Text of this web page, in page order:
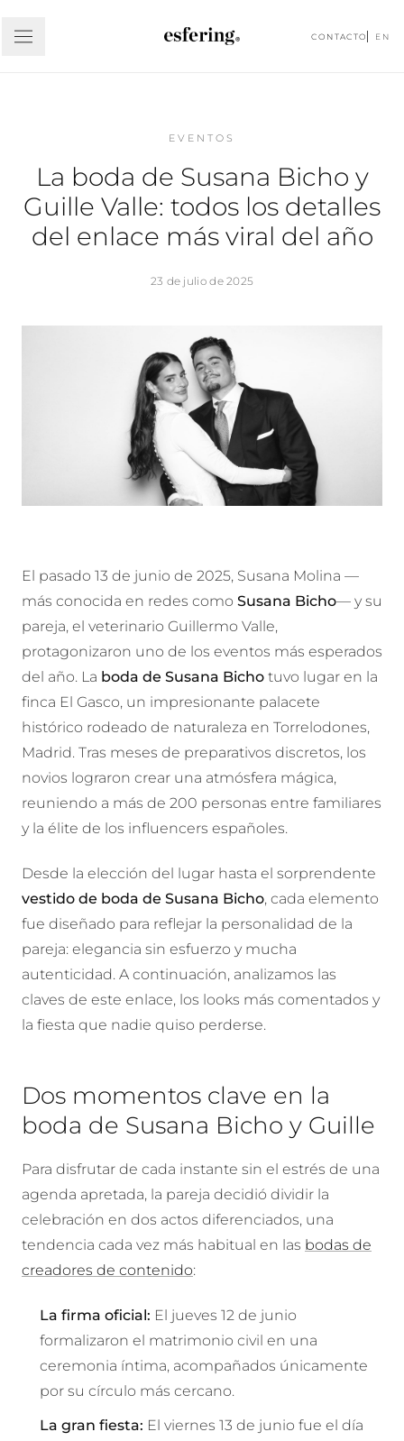
CONTACTO EN
EVENTOS
La boda de Susana Bicho y
Guille Valle: todos los detalles
del enlace más viral del año
23 de julio de 2025
El pasado 13 de junio de 2025, Susana Molina —
más conocida en redes como Susana Bicho— y su
pareja, el veterinario Guillermo Valle,
protagonizaron uno de los eventos más esperados
del año. La boda de Susana Bicho tuvo lugar en la
finca El Gasco, un impresionante palacete
histórico rodeado de naturaleza en Torrelodones,
Madrid. Tras meses de preparativos discretos, los
novios lograron crear una atmósfera mágica,
reuniendo a más de 200 personas entre familiares
y la élite de los influencers españoles.
Desde la elección del lugar hasta el sorprendente
vestido de boda de Susana Bicho, cada elemento
fue diseñado para reflejar la personalidad de la
pareja: elegancia sin esfuerzo y mucha
autenticidad. A continuación, analizamos las
claves de este enlace, los looks más comentados y
la fiesta que nadie quiso perderse.
Dos momentos clave en la
boda de Susana Bicho y Guille
Para disfrutar de cada instante sin el estrés de una
agenda apretada, la pareja decidió dividir la
celebración en dos actos diferenciados, una
tendencia cada vez más habitual en las bodas de
creadores de contenido:
La firma oficial: El jueves 12 de junio
formalizaron el matrimonio civil en una
ceremonia íntima, acompañados únicamente
por su círculo más cercano.
La gran fiesta: El viernes 13 de junio fue el día